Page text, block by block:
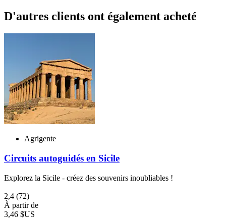
D'autres clients ont également acheté
Agrigente
Circuits autoguidés en Sicile
Explorez la Sicile - créez des souvenirs inoubliables !
2,4 (72)
À partir de
3,46 $US